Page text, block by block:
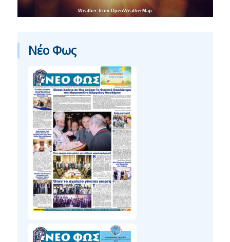
Weather from OpenWeatherMap
Νέο Φως